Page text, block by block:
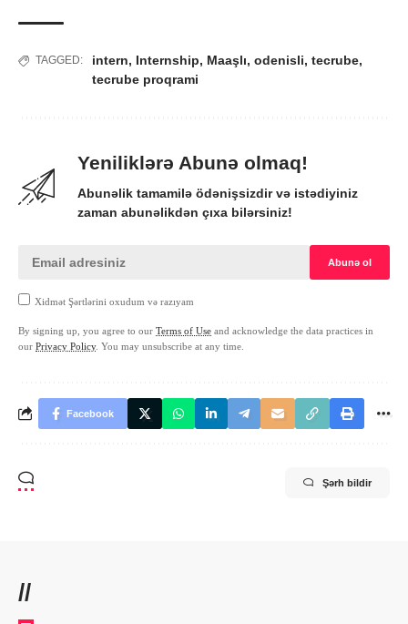
TAGGED: intern, Internship, Maaşlı, odenisli, tecrube,
tecrube proqrami
Yeniliklərə Abunə olmaq!
Abunəlik tamamilə ödənişsizdir və istədiyiniz
zaman abunəlikdən çıxa bilərsiniz!
Xidmət Şərtlərini oxudum və razıyam
By signing up, you agree to our Terms of Use and acknowledge the data practices in
our Privacy Policy. You may unsubscribe at any time.
Facebook
Şərh bildir
//